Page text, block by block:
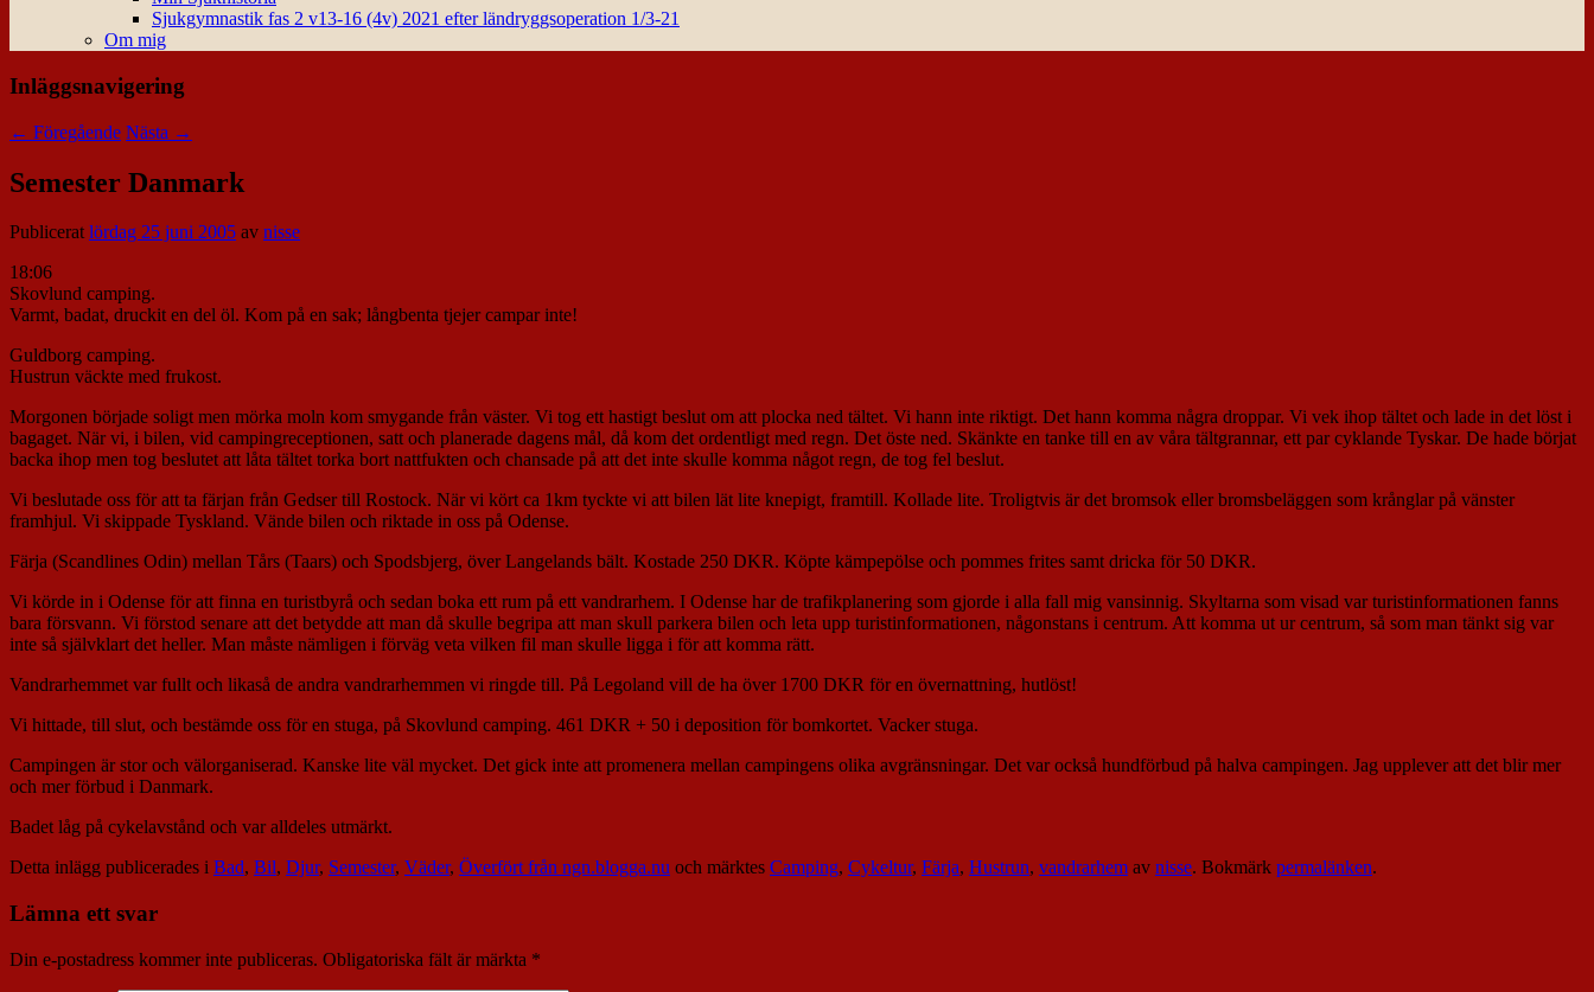
Sjukgymnastik fas 2 v13-16 (4v) 2021 efter ländryggsoperation 1/3-21
Om mig
Inläggsnavigering
← Föregående Nästa →
Semester Danmark
Publiceratlördag 25 juni 2005 av nisse
18:06
Skovlund camping.
Varmt, badat, druckit en del öl. Kom på en sak; långbenta tjejer campar inte!
Guldborg camping.
Hustrun väckte med frukost.
Morgonen började soligt men mörka moln kom smygande från väster. Vi tog ett hastigt beslut om att plocka ned tältet. Vi hann inte riktigt. Det hann komma några droppar. Vi vek ihop tältet och lade in det löst i
bagaget. När vi, i bilen, vid campingreceptionen, satt och planerade dagens mål, då kom det ordentligt med regn. Det öste ned. Skänkte en tanke till en av våra tältgrannar, ett par cyklande Tyskar. De hade börjat
backa ihop men tog beslutet att låta tältet torka bort nattfukten och chansade på att det inte skulle komma något regn, de tog fel beslut.
Vi beslutade oss för att ta färjan från Gedser till Rostock. När vi kört ca 1km tyckte vi att bilen lät lite knepigt, framtill. Kollade lite. Troligtvis är det bromsok eller bromsbeläggen som krånglar på vänster
framhjul. Vi skippade Tyskland. Vände bilen och riktade in oss på Odense.
Färja (Scandlines Odin) mellan Tårs (Taars) och Spodsbjerg, över Langelands bält. Kostade 250 DKR. Köpte kämpepölse och pommes frites samt dricka för 50 DKR.
Vi körde in i Odense för att finna en turistbyrå och sedan boka ett rum på ett vandrarhem. I Odense har de trafikplanering som gjorde i alla fall mig vansinnig. Skyltarna som visad var turistinformationen fanns
bara försvann. Vi förstod senare att det betydde att man då skulle begripa att man skull parkera bilen och leta upp turistinformationen, någonstans i centrum. Att komma ut ur centrum, så som man tänkt sig var
inte så självklart det heller. Man måste nämligen i förväg veta vilken fil man skulle ligga i för att komma rätt.
Vandrarhemmet var fullt och likaså de andra vandrarhemmen vi ringde till. På Legoland vill de ha över 1700 DKR för en övernattning, hutlöst!
Vi hittade, till slut, och bestämde oss för en stuga, på Skovlund camping. 461 DKR + 50 i deposition för bomkortet. Vacker stuga.
Campingen är stor och välorganiserad. Kanske lite väl mycket. Det gick inte att promenera mellan campingens olika avgränsningar. Det var också hundförbud på halva campingen. Jag upplever att det blir mer
och mer förbud i Danmark.
Badet låg på cykelavstånd och var alldeles utmärkt.
Detta inlägg publicerades i Bad, Bil, Djur, Semester, Väder, Överfört från ngn.blogga.nu och märktes Camping, Cykeltur, Färja, Hustrun, vandrarhem av nisse. Bokmärk permalänken.
Lämna ett svar
Din e-postadress kommer inte publiceras. Obligatoriska fält är märkta *